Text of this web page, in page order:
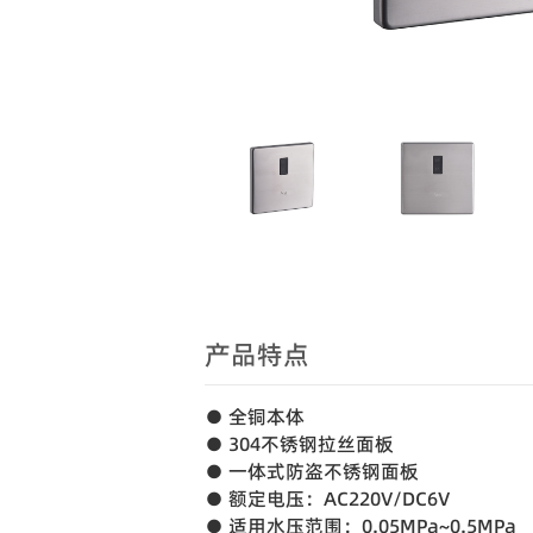
产品特点
● 全铜本体
● 304不锈钢拉丝面板
● 一体式防盗不锈钢面板
● 额定电压：AC220V/DC6V
● 适用水压范围：0.05MPa~0.5MPa